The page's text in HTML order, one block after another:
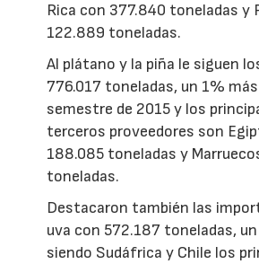
Rica con 377.840 toneladas y
122.889 toneladas.
Al plátano y la piña le siguen
776.017 toneladas, un 1%
semestre de 2015 y los
terceros proveedores son
188.085 toneladas y
toneladas.
Destacaron también las
uva con 572.187 toneladas,
siendo Sudáfrica y Chile los